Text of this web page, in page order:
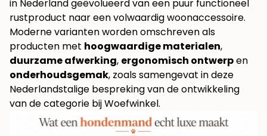
in Nederland geëvolueerd van een puur functioneel
rustproduct naar een volwaardig woonaccessoire.
Moderne varianten worden omschreven als
producten met hoogwaardige materialen,
duurzame afwerking, ergonomisch ontwerpen
onderhoudsgemak, zoals samengevat in deze
Nederlandstalige bespreking van de ontwikkeling
van de categorie bijWoefwinkel.